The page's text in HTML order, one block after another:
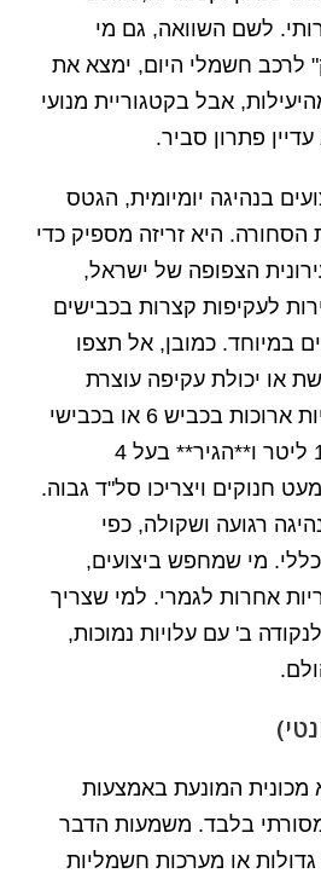
לשם השוואה, גם מי
חשמלי היום, ימצא את
אבל בקטגוריית מנועי
עדיין פתרון סביר.
בנהיגה יומיומית, הגטס
הסחורה. היא זריזה מספיק כדי
הצפופה של ישראל,
לעקיפות קצרות בכבישים
במיוחד. כמובן, אל תצפו
או יכולת עקיפה עוצרת
נשימה, במיוחד בעליות ארוכות בכביש 6 או בכבישי
ההר. שם, מנוע ה-1.4 ליטר ו**הגיר** בעל 4
חנוקים ויצריכו סל"ד גבוה.
רגועה ושקולה, כפי
מי שמחפש ביצועים,
אחרות לגמרי. למי שצריך
ב' עם עלויות נמוכות,
גטס 2008 היא מכונית המונעת באמצעות
בלבד. משמעות הדבר
או מערכות חשמליות